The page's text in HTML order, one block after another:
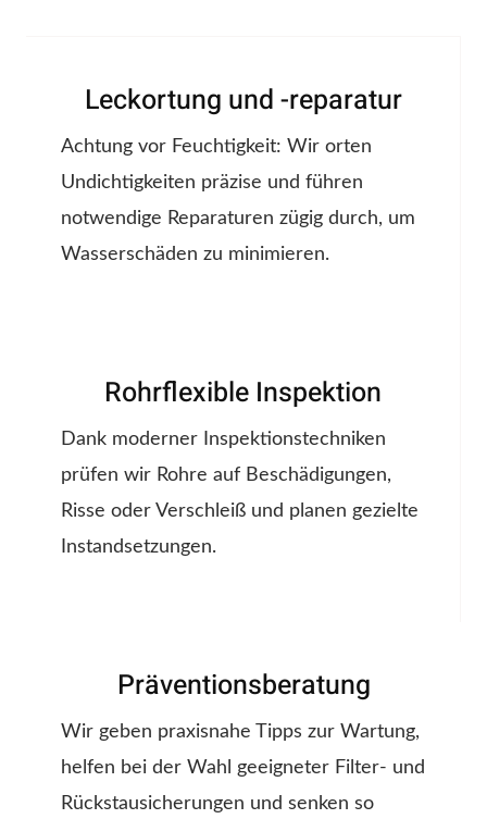
Leckortung und -reparatur
Achtung vor Feuchtigkeit: Wir orten
Undichtigkeiten präzise und führen
notwendige Reparaturen zügig durch, um
Wasserschäden zu minimieren.
Rohrflexible Inspektion
Dank moderner Inspektionstechniken
prüfen wir Rohre auf Beschädigungen,
Risse oder Verschleiß und planen gezielte
Instandsetzungen.
Präventionsberatung
Wir geben praxisnahe Tipps zur Wartung,
helfen bei der Wahl geeigneter Filter- und
Rückstausicherungen und senken so